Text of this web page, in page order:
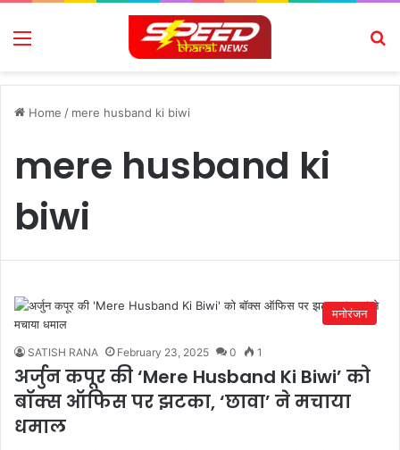
Menu
Home / mere husband ki biwi
mere husband ki
biwi
मनोरंजन
SATISH RANA February 23, 2025 0 1
अर्जुन कपूर की ‘Mere Husband Ki Biwi’ को
बॉक्स ऑफिस पर झटका, ‘छावा’ ने मचाया
धमाल